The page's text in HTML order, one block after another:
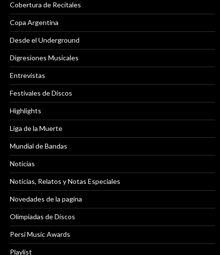
Cobertura de Recitales
Copa Argentina
Desde el Underground
Digresiones Musicales
Entrevistas
Festivales de Discos
Highlights
Liga de la Muerte
Mundial de Bandas
Noticias
Noticias, Relatos y Notas Especiales
Novedades de la pagina
Olimpiadas de Discos
Persi Music Awards
Playlist